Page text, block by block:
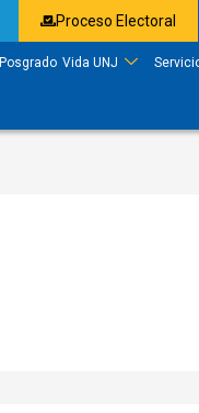
Proceso Electoral
Posgrado Vida UNJ